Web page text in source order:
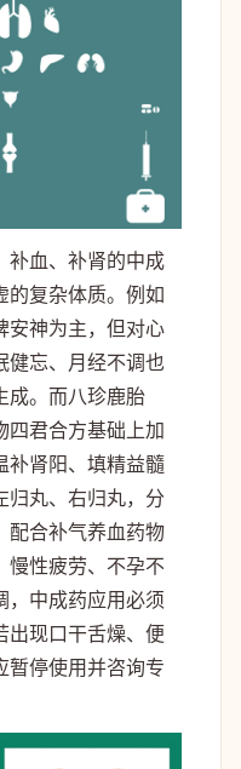
补血、补肾的中成
的复杂体质。例如
安神为主，但对心
健忘、月经不调也
成。而八珍鹿胎
四君合方基础上加
补肾阳、填精益髓
归丸、右归丸，分
配合补气养血药物
慢性疲劳、不孕不
，中成药应用必须
出现口干舌燥、便
暂停使用并咨询专